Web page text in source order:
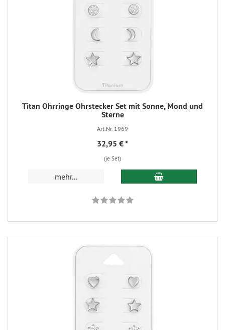
Titan Ohrringe Ohrstecker Set mit Sonne, Mond und
Sterne
Art.Nr. 1969
32,95 €*
(je Set)
mehr...